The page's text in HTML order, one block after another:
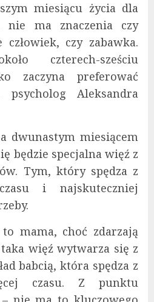
miesiącu życia dla
nie ma znaczenia czy
czy zabawka.
czterech-sześciu
zaczyna preferować
Aleksandra
dwunastym miesiącem
będzie specjalna więź z
Tym, który spędza z
i najskuteczniej
to mama, choć zdarzają
więź wytwarza się z
babcią, która spędza z
czasu. Z punktu